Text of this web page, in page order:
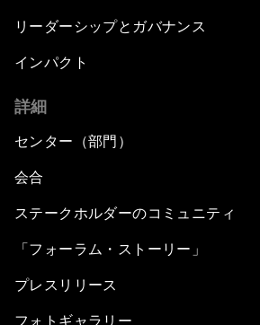
リーダーシップとガバナンス
インパクト
詳細
センター（部門）
会合
ステークホルダーのコミュニティ
「フォーラム・ストーリー」
プレスリリース
フォトギャラリー